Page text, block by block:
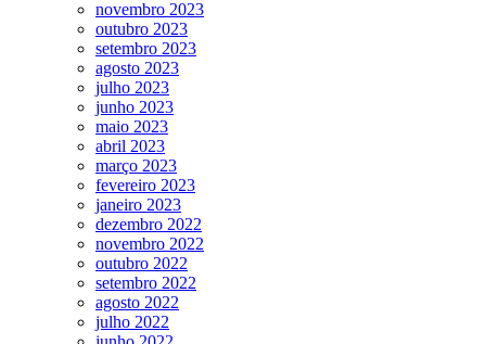
novembro 2023
outubro 2023
setembro 2023
agosto 2023
julho 2023
junho 2023
maio 2023
abril 2023
março 2023
fevereiro 2023
janeiro 2023
dezembro 2022
novembro 2022
outubro 2022
setembro 2022
agosto 2022
julho 2022